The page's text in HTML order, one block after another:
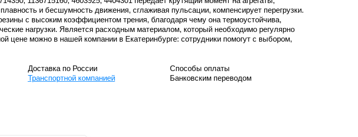
и бесшумность движения, сглаживая пульсации, компенсирует перегрузки.
с высоким коэффициентом трения, благодаря чему она термоустойчива,
нагрузки. Является расходным материалом, который необходимо регулярно
цене можно в нашей компании в Екатеринбурге: сотрудники помогут с выбором,
Доставка по России
Транспортной компанией
Способы оплаты
Банковским переводом